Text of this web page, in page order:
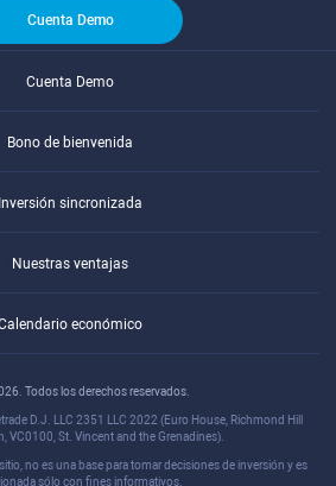
Cuenta Demo
Cuenta Demo
Bono de bienvenida
Inversión sincronizada
Nuestras ventajas
económico
Todos los derechos reservados.
D.J. LLC 2351 LLC 2022 (Euro House, Richmond Hill
VC0100, St. Vincent and the Grenadines).
no es una base para tomar decisiones de inversión y es
sólo con fines informativos.